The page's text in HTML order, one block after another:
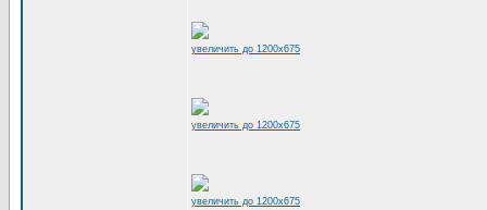
увеличить до 1200x675
увеличить до 1200x675
увеличить до 1200x675